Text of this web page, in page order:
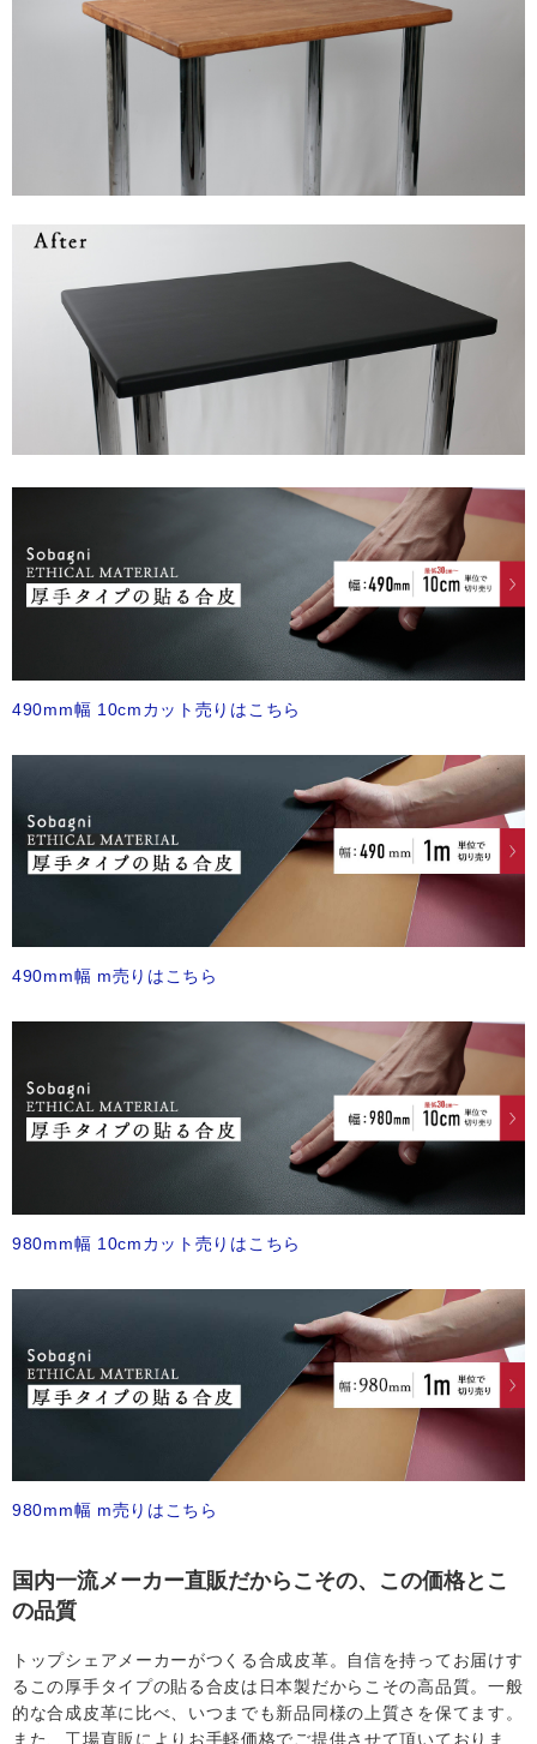
490mm幅 10cmカット売りはこちら
490mm幅 m売りはこちら
980mm幅 10cmカット売りはこちら
980mm幅 m売りはこちら
国内一流メーカー直販だからこその、この価格とこ
の品質
トップシェアメーカーがつくる合成皮革。自信を持ってお届けす
るこの厚手タイプの貼る合皮は日本製だからこその高品質。一般
的な合成皮革に比べ、いつまでも新品同様の上質さを保てます。
また、工場直販によりお手軽価格でご提供させて頂いておりま